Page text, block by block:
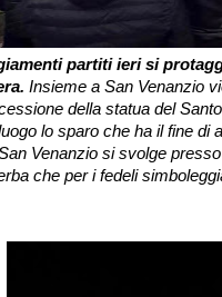
partiti ieri si
Insieme a San Venanzio
della statua del
lo sparo che ha il fine di
Venanzio si svolge
che per i fedeli